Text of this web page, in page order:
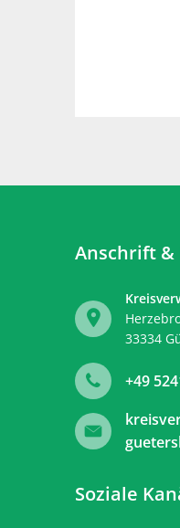
Anschrift
33334
+49
Soziale